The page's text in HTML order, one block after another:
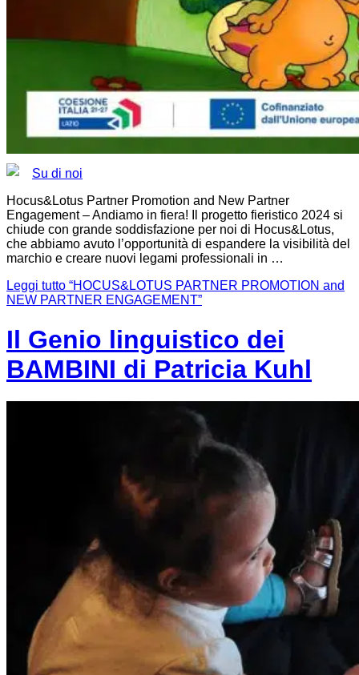
Su di noi
Hocus&Lotus Partner Promotion and New Partner
Engagement – Andiamo in fiera! Il progetto fieristico 2024 si
chiude con grande soddisfazione per noi di Hocus&Lotus,
che abbiamo avuto l’opportunità di espandere la visibilità del
marchio e creare nuovi legami professionali in …
Leggi tutto “HOCUS&LOTUS PARTNER PROMOTION and
NEW PARTNER ENGAGEMENT”
Il Genio linguistico dei
BAMBINI di Patricia Kuhl